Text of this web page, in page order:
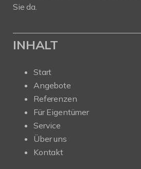
Sie da.
INHALT
Start
Angebote
Referenzen
Für Eigentümer
Service
Über uns
Kontakt